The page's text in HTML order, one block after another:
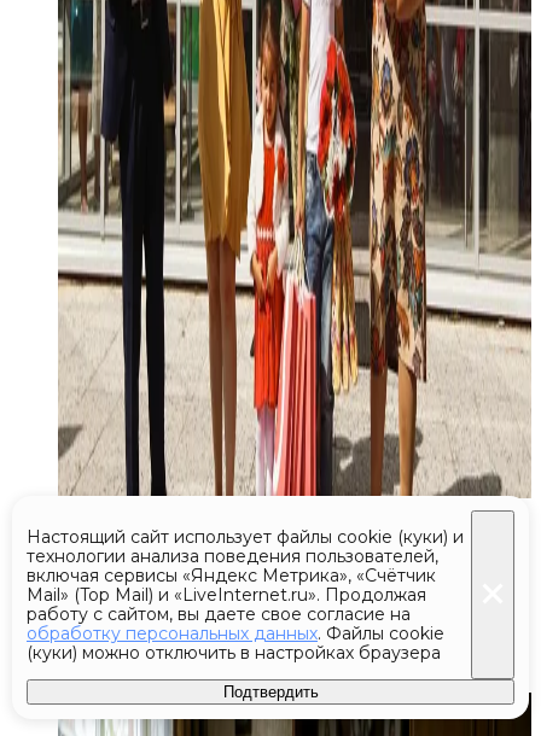
Эксклюзив
Адвокат назвал четыре условия,
когда родители могут взыскать
алименты с детей
Настоящий сайт использует файлы cookie (куки) и
технологии анализа поведения пользователей,
включая сервисы «Яндекс Метрика», «Счётчик
Mail» (Top Mail) и «LiveInternet.ru». Продолжая
работу с сайтом, вы даете свое согласие на
обработку персональных данных. Файлы cookie
(куки) можно отключить в настройках браузера
Подтвердить